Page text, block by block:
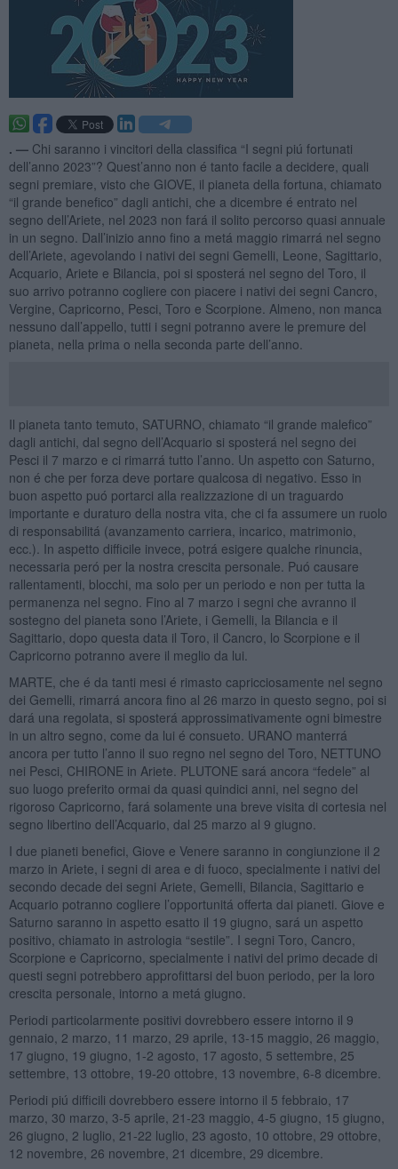
. — Chi saranno i vincitori della classifica “I segni piú fortunati
dell’anno 2023”? Quest’anno non é tanto facile a decidere, quali
segni premiare, visto che GIOVE, il pianeta della fortuna, chiamato
“il grande benefico” dagli antichi, che a dicembre é entrato nel
segno dell’Ariete, nel 2023 non fará il solito percorso quasi annuale
in un segno. Dall’inizio anno fino a metá maggio rimarrá nel segno
dell’Ariete, agevolando i nativi dei segni Gemelli, Leone, Sagittario,
Acquario, Ariete e Bilancia, poi si sposterá nel segno del Toro, il
suo arrivo potranno cogliere con piacere i nativi dei segni Cancro,
Vergine, Capricorno, Pesci, Toro e Scorpione. Almeno, non manca
nessuno dall’appello, tutti i segni potranno avere le premure del
pianeta, nella prima o nella seconda parte dell’anno.
Il pianeta tanto temuto, SATURNO, chiamato “il grande malefico”
dagli antichi, dal segno dell’Acquario si sposterá nel segno dei
Pesci il 7 marzo e ci rimarrá tutto l’anno. Un aspetto con Saturno,
non é che per forza deve portare qualcosa di negativo. Esso in
buon aspetto puó portarci alla realizzazione di un traguardo
importante e duraturo della nostra vita, che ci fa assumere un ruolo
di responsabilitá (avanzamento carriera, incarico, matrimonio,
ecc.). In aspetto difficile invece, potrá esigere qualche rinuncia,
necessaria peró per la nostra crescita personale. Puó causare
rallentamenti, blocchi, ma solo per un periodo e non per tutta la
permanenza nel segno. Fino al 7 marzo i segni che avranno il
sostegno del pianeta sono l’Ariete, i Gemelli, la Bilancia e il
Sagittario, dopo questa data il Toro, il Cancro, lo Scorpione e il
Capricorno potranno avere il meglio da lui.
MARTE, che é da tanti mesi é rimasto capricciosamente nel segno
dei Gemelli, rimarrá ancora fino al 26 marzo in questo segno, poi si
dará una regolata, si sposterá approssimativamente ogni bimestre
in un altro segno, come da lui é consueto. URANO manterrá
ancora per tutto l’anno il suo regno nel segno del Toro, NETTUNO
nei Pesci, CHIRONE in Ariete. PLUTONE sará ancora “fedele” al
suo luogo preferito ormai da quasi quindici anni, nel segno del
rigoroso Capricorno, fará solamente una breve visita di cortesia nel
segno libertino dell’Acquario, dal 25 marzo al 9 giugno.
I due pianeti benefici, Giove e Venere saranno in congiunzione il 2
marzo in Ariete, i segni di area e di fuoco, specialmente i nativi del
secondo decade dei segni Ariete, Gemelli, Bilancia, Sagittario e
Acquario potranno cogliere l’opportunitá offerta dai pianeti. Giove e
Saturno saranno in aspetto esatto il 19 giugno, sará un aspetto
positivo, chiamato in astrologia “sestile”. I segni Toro, Cancro,
Scorpione e Capricorno, specialmente i nativi del primo decade di
questi segni potrebbero approfittarsi del buon periodo, per la loro
crescita personale, intorno a metá giugno.
Periodi particolarmente positivi dovrebbero essere intorno il 9
gennaio, 2 marzo, 11 marzo, 29 aprile, 13-15 maggio, 26 maggio,
17 giugno, 19 giugno, 1-2 agosto, 17 agosto, 5 settembre, 25
settembre, 13 ottobre, 19-20 ottobre, 13 novembre, 6-8 dicembre.
Periodi piú difficili dovrebbero essere intorno il 5 febbraio, 17
marzo, 30 marzo, 3-5 aprile, 21-23 maggio, 4-5 giugno, 15 giugno,
26 giugno, 2 luglio, 21-22 luglio, 23 agosto, 10 ottobre, 29 ottobre,
12 novembre, 26 novembre, 21 dicembre, 29 dicembre.